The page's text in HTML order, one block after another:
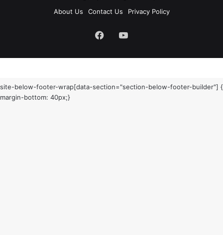
About Us
Contact Us Privacy Policy
FacebookYouTube
site-below-footer-wrap[data-section="section-below-footer-builder"] {
margin-bottom: 40px;}